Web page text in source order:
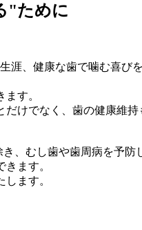
"ために
、健康な歯で噛む喜
す。
けでなく、歯の健康維持
、むし歯や歯周病を予
ます。
ます。